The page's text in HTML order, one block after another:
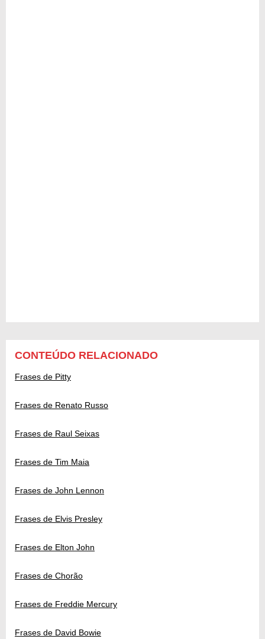
CONTEÚDO RELACIONADO
Frases de Pitty
Frases de Renato Russo
Frases de Raul Seixas
Frases de Tim Maia
Frases de John Lennon
Frases de Elvis Presley
Frases de Elton John
Frases de Chorão
Frases de Freddie Mercury
Frases de David Bowie